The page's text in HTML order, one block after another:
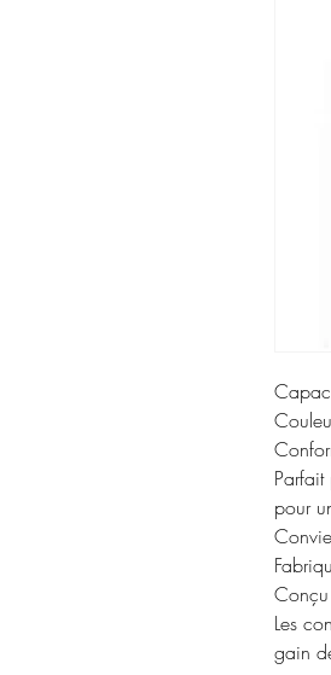
pour
Conçu
Les
gain